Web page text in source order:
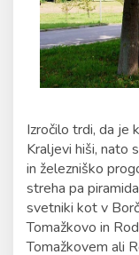
Izročilo trdi, da je
Kraljevi hiši, nato
in železniško
streha pa
svetniki kot v
Tomažkovo in
Tomažkovem ali